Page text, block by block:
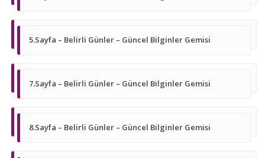
5.Sayfa – Belirli Günler – Güncel Bilginler Gemisi
7.Sayfa – Belirli Günler – Güncel Bilginler Gemisi
8.Sayfa – Belirli Günler – Güncel Bilginler Gemisi